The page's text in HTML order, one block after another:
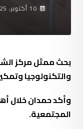
10 أكتوبر، 2025
بحث ممثل مركز
والتكنولوجيا
وأكد حمدان خلال
المجتمعية.